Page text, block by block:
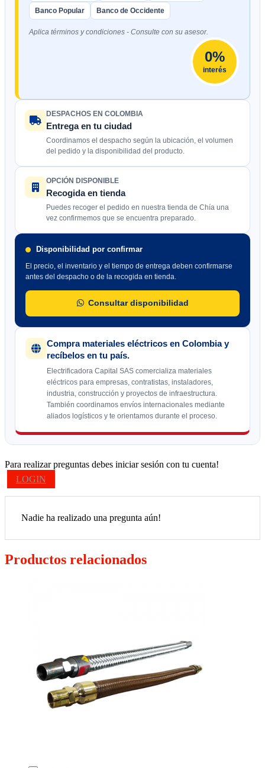
Banco Popular Banco de Occidente
Aplica términos y condiciones - Consulte con su asesor.
0%
interés
DESPACHOS EN COLOMBIA
Entrega en tu ciudad
Coordinamos el despacho según la ubicación, el volumen
del pedido y la disponibilidad del producto.
OPCIÓN DISPONIBLE
Recogida en tienda
Puedes recoger el pedido en nuestra tienda de Chía una
vez confirmemos que se encuentra preparado.
Disponibilidad por confirmar
El precio, el inventario y el tiempo de entrega deben confirmarse
antes del despacho o de la recogida en tienda.
Consultar disponibilidad
Compra materiales eléctricos en Colombia y
recíbelos en tu país.
Electrificadora Capital SAS comercializa materiales
eléctricos para empresas, contratistas, instaladores,
industria, construcción y proyectos de infraestructura.
También coordinamos envíos internacionales mediante
aliados logísticos y te orientamos durante el proceso.
Para realizar preguntas debes iniciar sesión con tu cuenta!
LOGIN
Nadie ha realizado una pregunta aún!
Productos relacionados